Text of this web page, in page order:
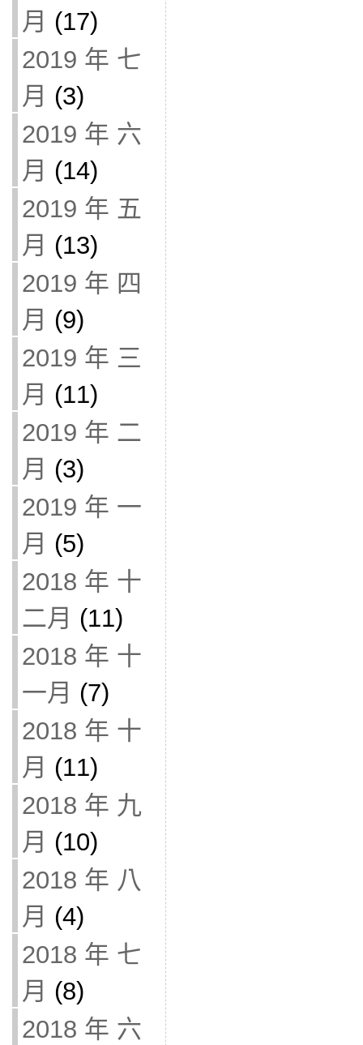
月 (17)
2019 年 七
月 (3)
2019 年 六
月 (14)
2019 年 五
月 (13)
2019 年 四
月 (9)
2019 年 三
月 (11)
2019 年 二
月 (3)
2019 年 一
月 (5)
2018 年 十
二月 (11)
2018 年 十
一月 (7)
2018 年 十
月 (11)
2018 年 九
月 (10)
2018 年 八
月 (4)
2018 年 七
月 (8)
2018 年 六